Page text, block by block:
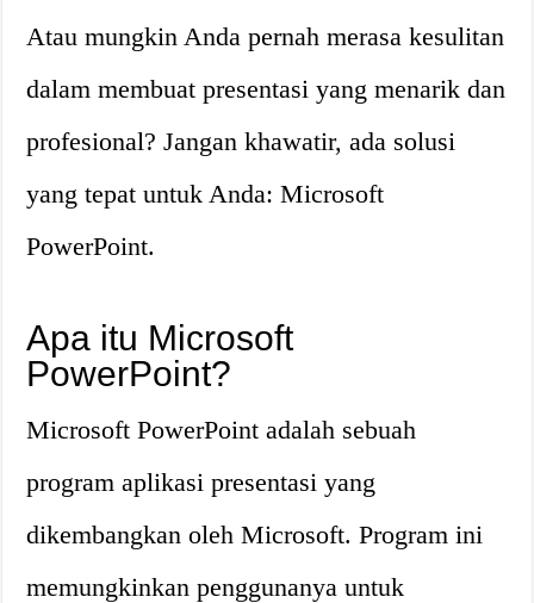
Atau mungkin Anda pernah merasa kesulitan
dalam membuat presentasi yang menarik dan
profesional? Jangan khawatir, ada solusi
yang tepat untuk Anda: Microsoft
PowerPoint.
Apa itu Microsoft
PowerPoint?
Microsoft PowerPoint adalah sebuah
program aplikasi presentasi yang
dikembangkan oleh Microsoft. Program ini
memungkinkan penggunanya untuk